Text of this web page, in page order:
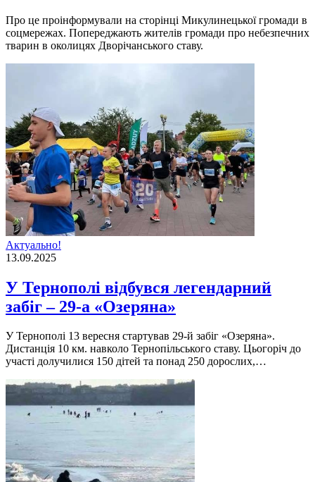
Про це проінформували на сторінці Микулинецької громади в
соцмережах. Попереджають жителів громади про небезпечних
тварин в околицях Дворічанського ставу.
Актуально!
13.09.2025
У Тернополі відбувся легендарний
забіг – 29-а «Озеряна»
У Тернополі 13 вересня стартував 29-й забіг «Озеряна».
Дистанція 10 км. навколо Тернопільського ставу. Цьогоріч до
участі долучилися 150 дітей та понад 250 дорослих,…